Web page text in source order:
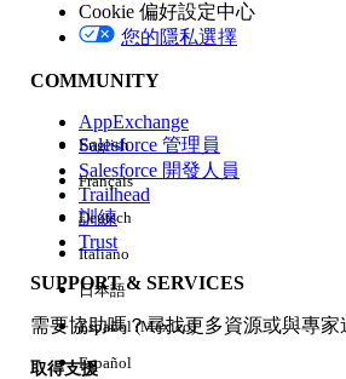
版本
經驗
Cookie 偏好設定中心
您的隱私選擇
COMMUNITY
AppExchange
Salesforce 管理員
Salesforce 開發人員
Trailhead
訓練
Trust
SUPPORT & SERVICES
需要協助嗎？尋找更多資源或與專家
取得支援
English
Français
Deutsch
Italiano
日本語
Español (México)
Español